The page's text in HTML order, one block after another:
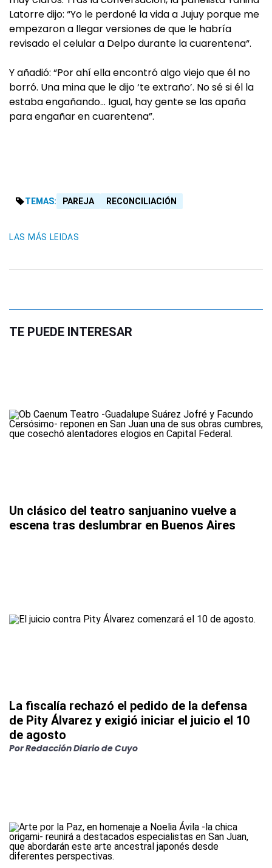
Latorre dijo: “Yo le perdoné la vida a Jujuy porque me
empezaron a llegar versiones de que le habría
revisado el celular a Delpo durante la cuarentena“.
Y añadió: “Por ahí ella encontró algo viejo que él no
borró. Una mina que le dijo ‘te extraño’. No sé si él la
estaba engañando… Igual, hay gente se las apaña
para engañar en cuarentena”.
TEMAS: PAREJA RECONCILIACIÓN
LAS MÁS LEIDAS
TE PUEDE INTERESAR
Un clásico del teatro sanjuanino vuelve a
escena tras deslumbrar en Buenos Aires
La fiscalía rechazó el pedido de la defensa
de Pity Álvarez y exigió iniciar el juicio el 10
de agosto
PorRedacción Diario de Cuyo